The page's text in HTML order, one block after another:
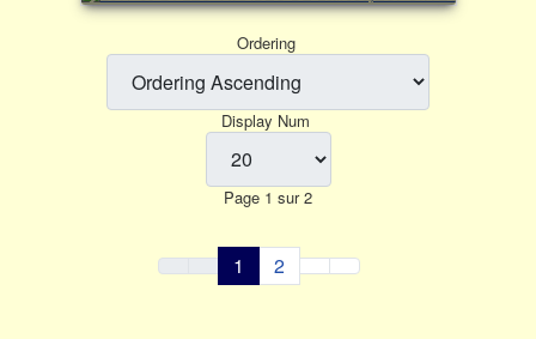
Ordering
Display Num
Page 1 sur 2
1 2